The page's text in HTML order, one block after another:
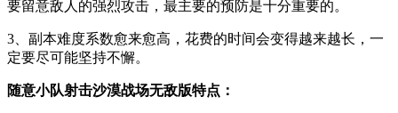
要留意敌人的强烈攻击，最主要的预防是十分重要的。
3、副本难度系数愈来愈高，花费的时间会变得越来越长，一
定要尽可能坚持不懈。
随意小队射击沙漠战场无敌版特点：